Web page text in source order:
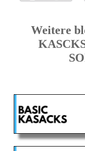
Weitere